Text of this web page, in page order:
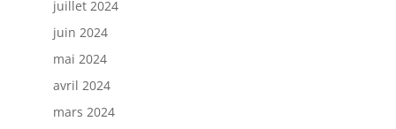
juillet 2024
juin 2024
mai 2024
avril 2024
mars 2024